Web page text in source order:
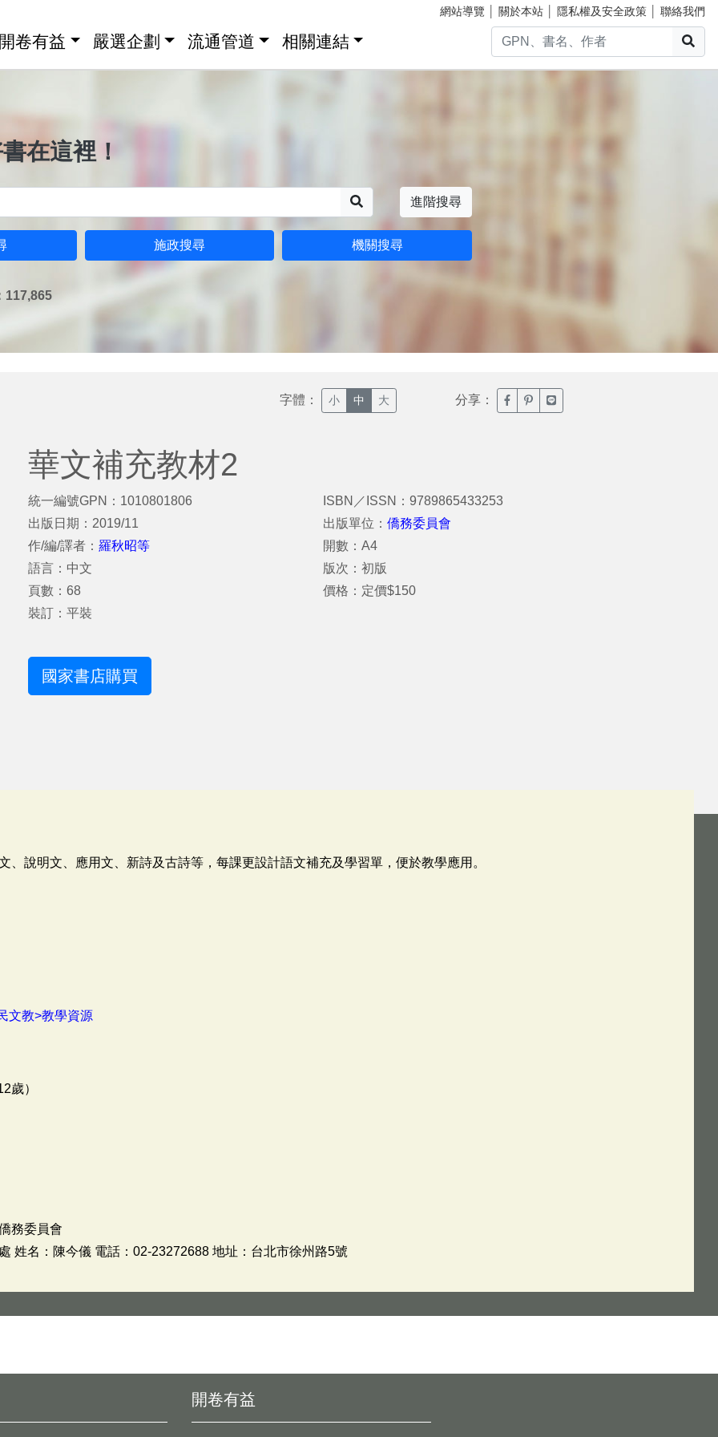
網站導覽 關於本站 隱私權及安全政策 聯絡我們
卷有益 嚴選企劃 流通管道 相關連結
在這裡！
進階搜尋
施政搜尋 機關搜尋
117,865
字體： 小 中 大 分享： 臉書分享(另開新視窗)
噗浪分享(另開新視窗)
Line分享(另開新視窗)
華文補充教材2
統一編號GPN：1010801806
出版日期：2019/11
作/編/譯者： 羅秋昭等
語言：中文
頁數：68
裝訂：平裝
ISBN／ISSN：9789865433253
出版單位：僑務委員會
開數：A4
版次：初版
價格：定價$150
國家書店購買
、說明文、應用文、新詩及古詩等，每課更設計語文補充及學習單，便於教學應用。
文教>教學資源
歲）
務委員會
姓名：陳今儀 電話：02-23272688 地址：台北市徐州路5號
開卷有益